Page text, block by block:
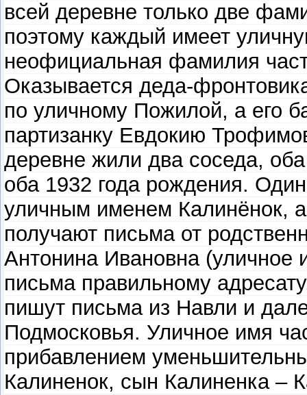
всей деревне только две
поэтому каждый имеет
неофициальная фамилия
Оказывается деда-
по уличному Пожилой, а его
партизанку Евдокию
деревне жили два соседа,
оба 1932 года рождения.
уличным именем Калинёнок,
получают письма от
Антонина Ивановна (уличное
письма правильному
пишут письма из Навли и
Подмосковья. Уличное имя
прибавлением
Калиненок, сын Калиненка –